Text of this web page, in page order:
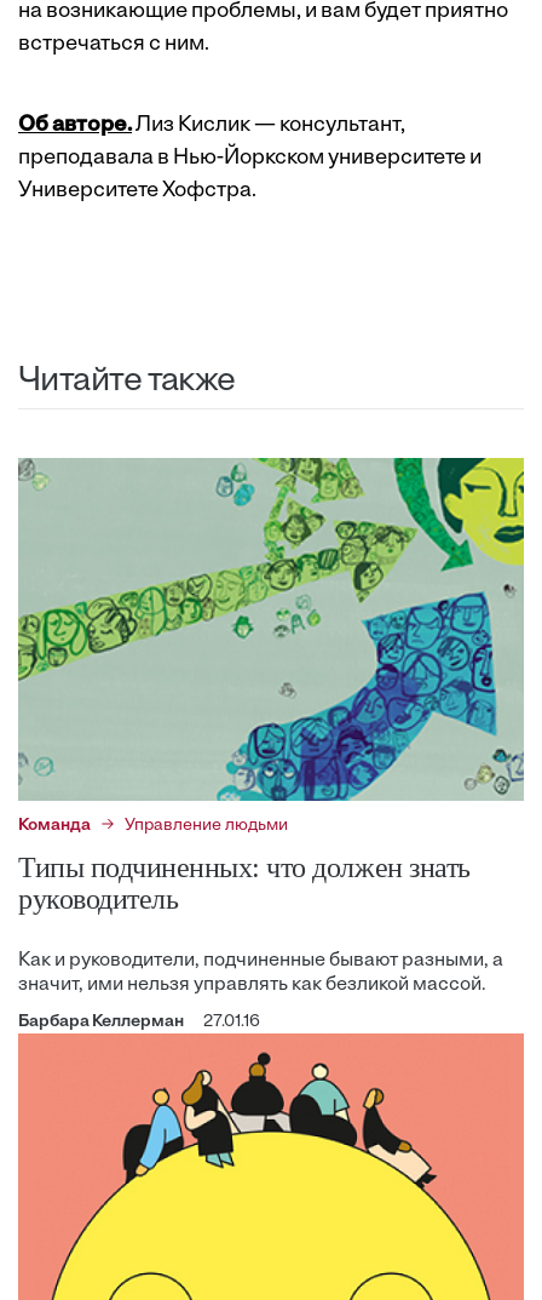
на возникающие проблемы, и вам будет приятно
встречаться с ним.
Об авторе.Лиз Кислик — консультант,
преподавала в Нью-Йоркском университете и
Университете Хофстра.
Читайте также
Команда Управление людьми
Типы подчиненных: что должен знать
руководитель
Как и руководители, подчиненные бывают разными, а
значит, ими нельзя управлять как безликой массой.
Барбара Келлерман 27.01.16